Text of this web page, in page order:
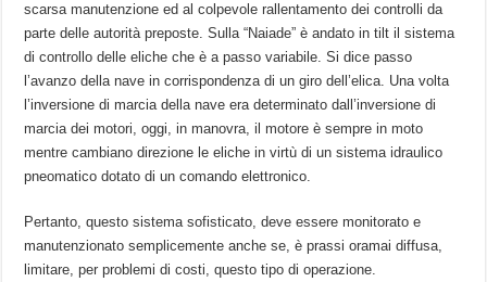
scarsa manutenzione ed al colpevole rallentamento dei controlli da
parte delle autorità preposte. Sulla “Naiade” è andato in tilt il sistema
di controllo delle eliche che è a passo variabile. Si dice passo
l’avanzo della nave in corrispondenza di un giro dell’elica. Una volta
l’inversione di marcia della nave era determinato dall’inversione di
marcia dei motori, oggi, in manovra, il motore è sempre in moto
mentre cambiano direzione le eliche in virtù di un sistema idraulico
pneomatico dotato di un comando elettronico.
Pertanto, questo sistema sofisticato, deve essere monitorato e
manutenzionato semplicemente anche se, è prassi oramai diffusa,
limitare, per problemi di costi, questo tipo di operazione.